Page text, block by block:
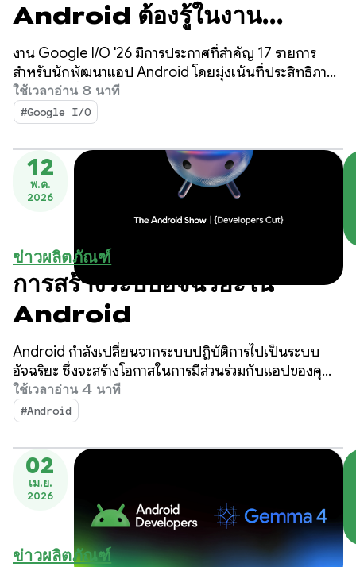
Android ต้องรู้ในงาน
Google I/O!
งาน Google I/O '26 มีการประกาศที่สำคัญ 17 รายการ
สำหรับนักพัฒนาแอป Android โดยมุ่งเน้นที่ประสิทธิภาพ
การทำงานที่นำโดย Agent, Compose First เป็น
มาตรฐาน UI และสื่อประสิทธิภาพสูง รวมถึงการพัฒนาแบบ
ปรับเปลี่ยนได้สำหรับระบบนิเวศที่ขยายตัว
ใช้เวลาอ่าน 8 นาที
#Google I/O
12
พ.ค.
2026
ข่าวผลิตภัณฑ์
การสร้างระบบอัจฉริยะใน
Android
Android กำลังเปลี่ยนจากระบบปฏิบัติการไปเป็นระบบ
อัจฉริยะ ซึ่งจะสร้างโอกาสในการมีส่วนร่วมกับแอปของคุณ
มากขึ้น โดยมีการประกาศในวันนี้ระหว่างงาน The Android
Show
ใช้เวลาอ่าน 4 นาที
#Android
02
เม.ย.
2026
ข่าวผลิตภัณฑ์